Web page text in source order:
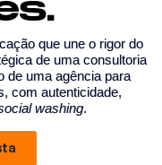
que une o rigor do
de uma consultoria
de uma agência para
com autenticidade,
washing.